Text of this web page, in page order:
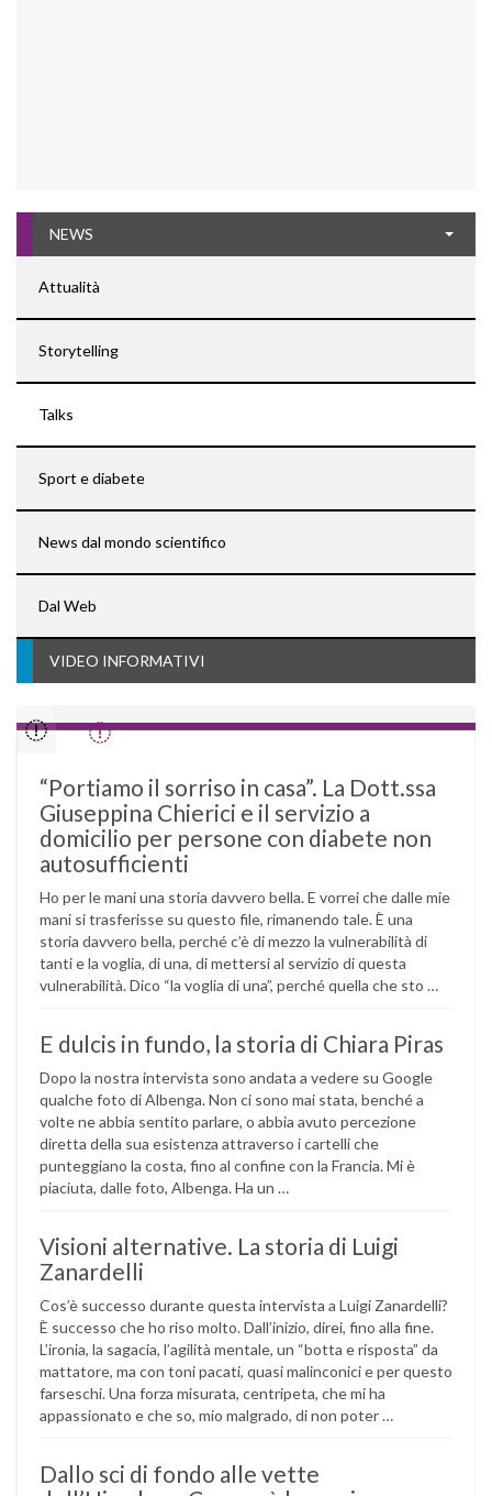
NEWS
Attualità
Storytelling
Talks
Sport e diabete
News dal mondo scientifico
Dal Web
VIDEO INFORMATIVI
“Portiamo il sorriso in casa”. La Dott.ssa
Giuseppina Chierici e il servizio a
domicilio per persone con diabete non
autosufficienti
Ho per le mani una storia davvero bella. E vorrei che dalle mie
mani si trasferisse su questo file, rimanendo tale. È una
storia davvero bella, perché c’è di mezzo la vulnerabilità di
tanti e la voglia, di una, di mettersi al servizio di questa
vulnerabilità. Dico “la voglia di una”, perché quella che sto …
E dulcis in fundo, la storia di Chiara Piras
Dopo la nostra intervista sono andata a vedere su Google
qualche foto di Albenga. Non ci sono mai stata, benché a
volte ne abbia sentito parlare, o abbia avuto percezione
diretta della sua esistenza attraverso i cartelli che
punteggiano la costa, fino al confine con la Francia. Mi è
piaciuta, dalle foto, Albenga. Ha un …
Visioni alternative. La storia di Luigi
Zanardelli
Cos’è successo durante questa intervista a Luigi Zanardelli?
È successo che ho riso molto. Dall’inizio, direi, fino alla fine.
L’ironia, la sagacia, l’agilità mentale, un “botta e risposta” da
mattatore, ma con toni pacati, quasi malinconici e per questo
farseschi. Una forza misurata, centripeta, che mi ha
appassionato e che so, mio malgrado, di non poter …
Dallo sci di fondo alle vette